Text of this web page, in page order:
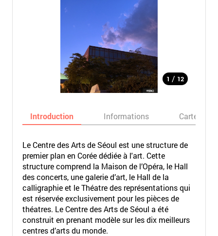
1 / 12
Introduction Informations Carte
Le Centre des Arts de Séoul est une structure de
premier plan en Corée dédiée à l'art. Cette
structure comprend la Maison de l’Opéra, le Hall
des concerts, une galerie d’art, le Hall de la
calligraphie et le Théatre des représentations qui
est réservée exclusivement pour les pièces de
théatres. Le Centre des Arts de Séoul a été
construit en prenant modèle sur les dix meilleurs
centres d’arts du monde.